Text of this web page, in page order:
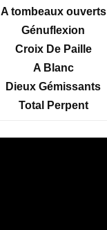
A tombeaux ouverts
Génuflexion
Croix De Paille
A Blanc
Dieux Gémissants
Total Perpent